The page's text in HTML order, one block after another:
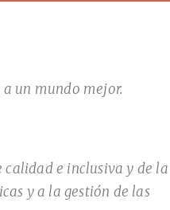
un mundo mejor.
calidad e inclusiva y de la
y a la gestión de las